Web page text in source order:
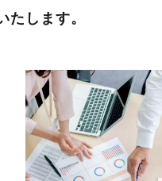
たします。